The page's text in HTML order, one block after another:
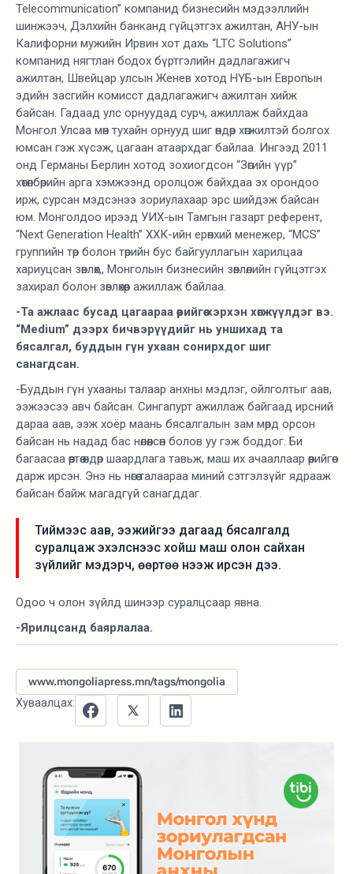
Telecommunication” компанид бизнесийн мэдээллийн
шинжээч, Дэлхийн банканд гүйцэтгэх ажилтан, АНУ-ын
Калифорни мужийн Ирвин хот дахь “LTC Solutions”
компанид нягтлан бодох бүртгэлийн дадлагажигч
ажилтан, Швейцар улсын Женев хотод НҮБ-ын Европын
эдийн засгийн комисст дадлагажигч ажилтан хийж
байсан. Гадаад улс орнуудад сурч, ажиллаж байхдаа
Монгол Улсаа мөн тухайн орнууд шиг өндөр хөгжилтэй болгох
юмсан гэж хүсэж, цагаан атаархдаг байлаа. Ингээд 2011
онд Германы Берлин хотод зохиогдсон “Зөгийн үүр”
хөтөлбөрийн арга хэмжээнд оролцож байхдаа эх орондоо
ирж, сурсан мэдсэнээ зориулахаар эрс шийдэж байсан
юм. Монголдоо ирээд УИХ-ын Тамгын газарт референт,
“Next Generation Health” ХХК-ийн ерөнхий менежер, “MCS”
группийн төр болон төрийн бус байгууллагын харилцаа
хариуцсан зөвлөх,, Монголын бизнесийн зөвлөлийн гүйцэтгэх
захирал болон зөвлөхөөр ажиллаж байлаа.
-Та ажлаас бусад цагаараа өөрийгөө хэрхэн хөгжүүлдэг вэ.
“Medium” дээрх бичвэрүүдийг нь уншихад та
бясалгал, буддын гүн ухаан сонирхдог шиг
санагдсан.
-Буддын гүн ухааны талаар анхны мэдлэг, ойлголтыг аав,
ээжээсээ авч байсан. Сингапурт ажиллаж байгаад ирсний
дараа аав, ээж хоёр маань бясалгалын зам мөрд орсон
байсан нь надад бас нөлөөлсөн болов уу гэж боддог. Би
багаасаа өөртөө өндөр шаардлага тавьж, маш их ачааллаар өөрийгөө
дарж ирсэн. Энэ нь нөгөө талаараа миний сэтгэлзүйг ядрааж
байсан байж магадгүй санагддаг.
Тиймээс аав, ээжийгээ дагаад бясалгалд
суралцаж эхэлснээс хойш маш олон сайхан
зүйлийг мэдэрч, өөртөө нээж ирсэн дээ.
Одоо ч олон зүйлд шинээр суралцсаар явна.
-Ярилцсанд баярлалаа.
www.mongoliapress.mn/tags/mongolia
Хуваалцах: